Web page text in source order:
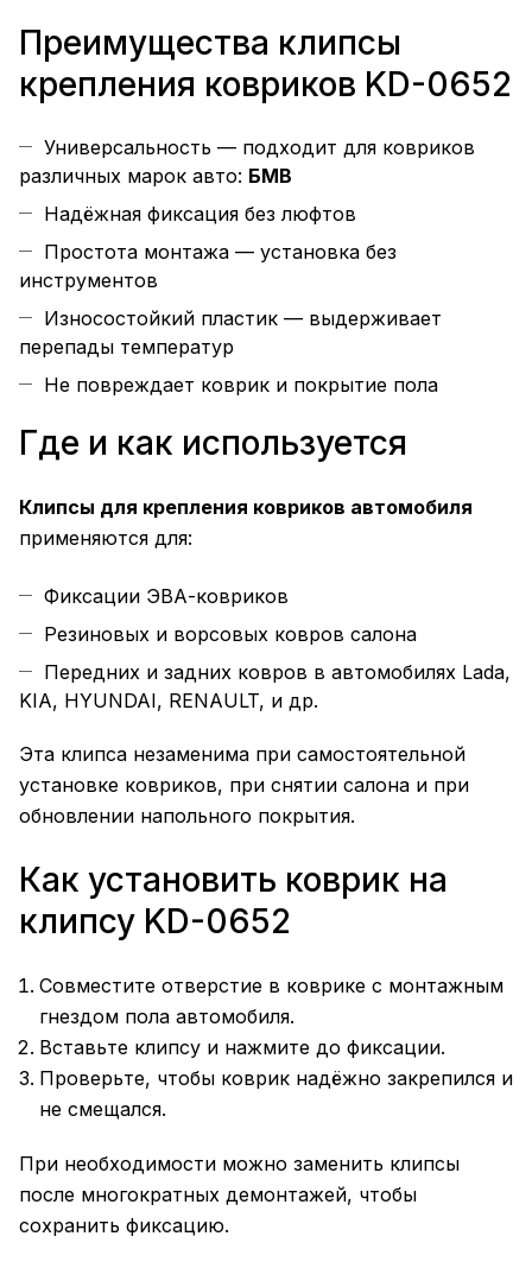
Преимущества клипсы
крепления ковриков KD-0652
Универсальность — подходит для ковриков
различных марок авто: БМВ
Надёжная фиксация без люфтов
Простота монтажа — установка без
инструментов
Износостойкий пластик — выдерживает
перепады температур
Не повреждает коврик и покрытие пола
Где и как используется
Клипсы для крепления ковриков автомобиля
применяются для:
Фиксации ЭВА-ковриков
Резиновых и ворсовых ковров салона
Передних и задних ковров в автомобилях Lada,
KIA, HYUNDAI, RENAULT, и др.
Эта клипса незаменима при самостоятельной
установке ковриков, при снятии салона и при
обновлении напольного покрытия.
Как установить коврик на
клипсу KD-0652
Совместите отверстие в коврике с монтажным
гнездом пола автомобиля.
Вставьте клипсу и нажмите до фиксации.
Проверьте, чтобы коврик надёжно закрепился и
не смещался.
При необходимости можно заменить клипсы
после многократных демонтажей, чтобы
сохранить фиксацию.